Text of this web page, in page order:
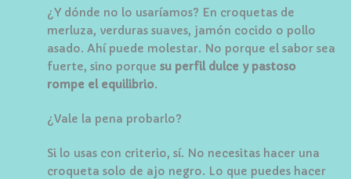
¿Y dónde no lo usaríamos? En croquetas de
merluza, verduras suaves, jamón cocido o pollo
asado. Ahí puede molestar. No porque el sabor sea
fuerte, sino porque su perfil dulce y pastoso
rompe el equilibrio.
¿Vale la pena probarlo?
Si lo usas con criterio, sí. No necesitas hacer una
croqueta solo de ajo negro. Lo que puedes hacer